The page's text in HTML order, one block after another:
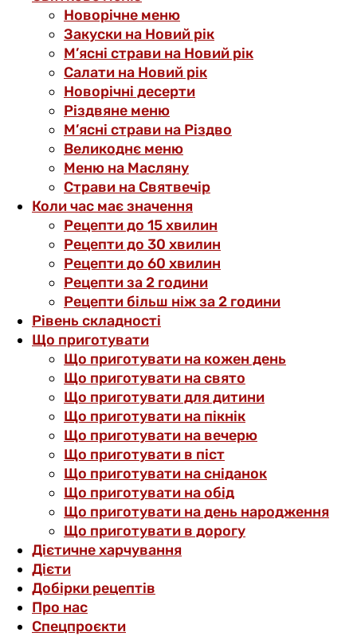
Новорічне меню
Закуски на Новий рік
М’ясні страви на Новий рік
Салати на Новий рік
Новорічні десерти
Різдвяне меню
М’ясні страви на Різдво
Великоднє меню
Меню на Масляну
Страви на Святвечір
Коли час має значення
Рецепти до 15 хвилин
Рецепти до 30 хвилин
Рецепти до 60 хвилин
Рецепти за 2 години
Рецепти більш ніж за 2 години
Рівень складності
Що приготувати
Що приготувати на кожен день
Що приготувати на свято
Що приготувати для дитини
Що приготувати на пікнік
Що приготувати на вечерю
Що приготувати в піст
Що приготувати на сніданок
Що приготувати на обід
Що приготувати на день народження
Що приготувати в дорогу
Дієтичне харчування
Дієти
Добірки рецептів
Про нас
Спецпроєкти